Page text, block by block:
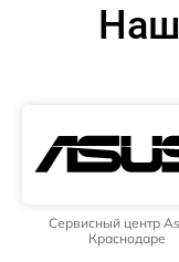
Сервисный центр
Краснодаре